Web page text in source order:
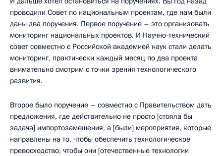
проводили Совет по национальным проектам, где нам были
даны два поручения. Первое поручение – это организовать
мониторинг национальных проектов. И Научно-технический
совет совместно с Российской академией наук стали делать
мониторинг, практически каждый месяц по два проекта
внимательно смотрим с точки зрения технологического
развития.
Второе было поручение – совместно с Правительством дать
предложения, где действительно не просто [стояла бы
задача] импортозамещения, а [были] мероприятия, которые
направлены на то, чтобы обеспечить технологическое
превосходство, чтобы они [отечественные технологии